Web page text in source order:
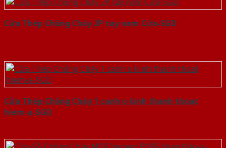
Cửa Thép Chống Cháy 2P tay nam Cửa-SGD
Cửa Thép Chống Cháy 1 canh o kinh thanh thoat
hiem-a-SGD